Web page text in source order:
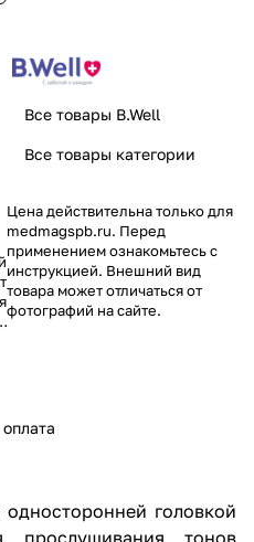
Все товары B.Well
Все товары категории
Цена действительна только для
medmagspb.ru. Перед
применением ознакомьтесь с
инструкцией. Внешний вид
товара может отличаться от
фотографий на сайте.
головкой
прослушивания тонов